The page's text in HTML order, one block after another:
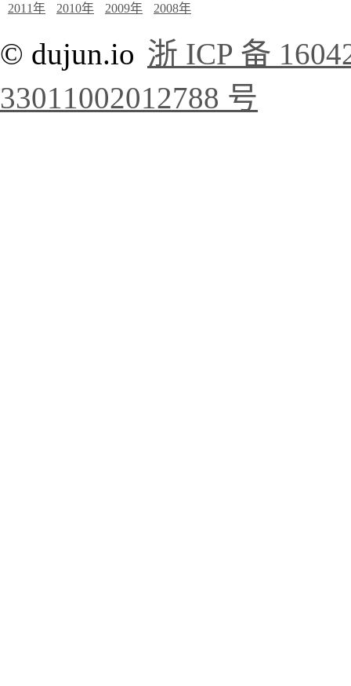
2011年
2010年 2009年 2008年
© dujun.io 浙 ICP 备
33011002012788 号